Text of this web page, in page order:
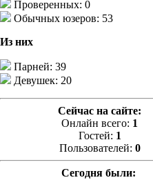
Проверенных: 0
Обычных юзеров: 53
Из них
Парней: 39
Девушек: 20
Сейчас на сайте:
Онлайн всего: 1
Гостей: 1
Пользователей: 0
Сегодня были: